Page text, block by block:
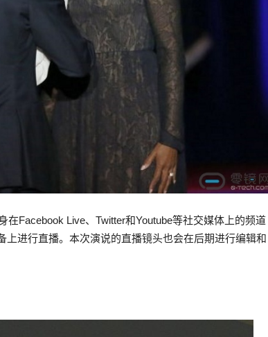
Facebook Live、Twitter和Youtube等社交媒体上的频道
进行直播。本次演说的直播镜头也会在后期进行编辑和